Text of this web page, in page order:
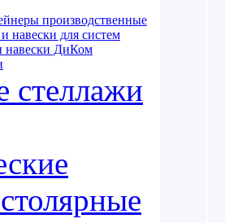
производственные
навески для систем
навески ДиКом
стеллажи